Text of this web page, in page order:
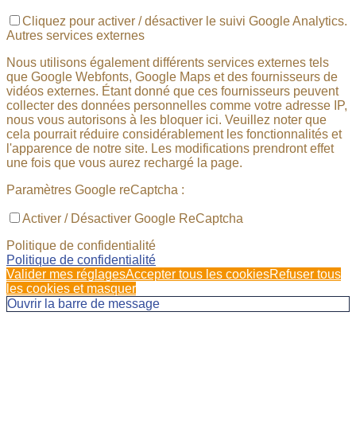
Cliquez pour activer / désactiver le suivi Google Analytics.
Autres services externes
Nous utilisons également différents services externes tels
que Google Webfonts, Google Maps et des fournisseurs de
vidéos externes. Étant donné que ces fournisseurs peuvent
collecter des données personnelles comme votre adresse IP,
nous vous autorisons à les bloquer ici. Veuillez noter que
cela pourrait réduire considérablement les fonctionnalités et
l'apparence de notre site. Les modifications prendront effet
une fois que vous aurez rechargé la page.
Paramètres Google reCaptcha :
Activer / Désactiver Google ReCaptcha
Politique de confidentialité
Politique de confidentialité
Valider mes réglagesAccepter tous les cookiesRefuser tous
les cookies et masquer
Ouvrir la barre de message